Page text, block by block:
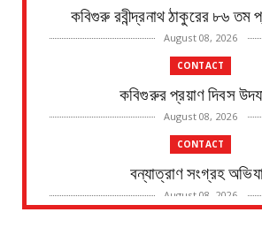
কবিগুরু রবীন্দ্রনাথ ঠাকুরের ৮৬ তম
August 08, 2026
CONTACT
কবিগুরুর প্রয়াণ দিবস
August 08, 2026
CONTACT
বন্যাত্রাণ সংগ্রহ
August 08, 2026